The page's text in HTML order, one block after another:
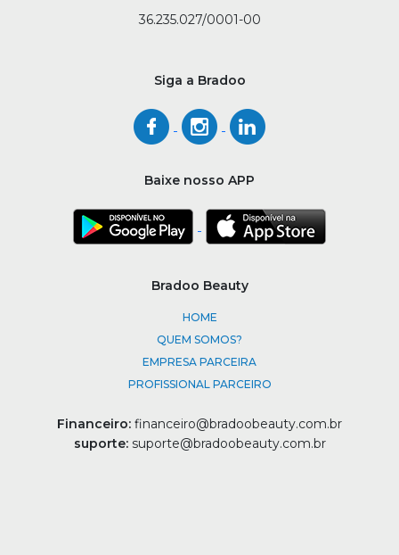
36.235.027/0001-00
Siga a Bradoo
Baixe nosso APP
Bradoo Beauty
HOME
QUEM SOMOS?
EMPRESA PARCEIRA
PROFISSIONAL PARCEIRO
Financeiro: financeiro@bradoobeauty.com.br
suporte:suporte@bradoobeauty.com.br